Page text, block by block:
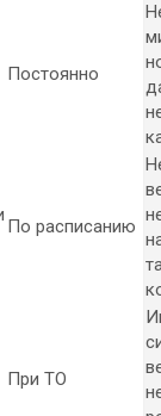
Постоянно
По расписанию
При ТО